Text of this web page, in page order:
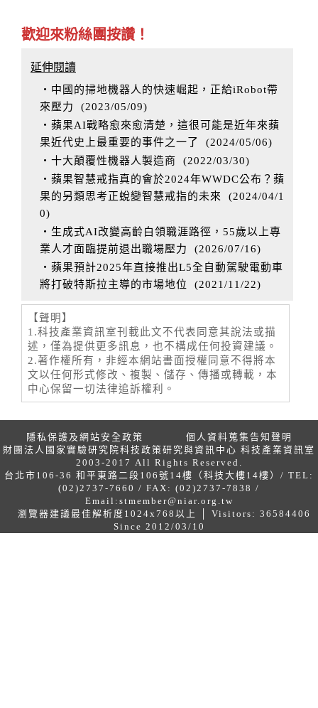
歡迎來粉絲團按讚！
延伸閱讀
‧中國的掃地機器人的快速崛起，正給iRobot帶
來壓力
(2023/05/09)
‧蘋果AI戰略愈來愈清楚，這很可能是近年來蘋
果近代史上最重要的事件之一了
(2024/05/06)
‧十大顛覆性機器人製造商
(2022/03/30)
‧蘋果智慧戒指真的會於2024年WWDC公布？蘋
果的另類思考正蛻變智慧戒指的未來
(2024/04/1
0)
‧生成式AI改變高齡白領職涯路徑，55歲以上專
業人才面臨提前退出職場壓力
(2026/07/16)
‧蘋果預計2025年直接推出L5全自動駕駛電動車
將打破特斯拉主導的市場地位
(2021/11/22)
【聲明】
1.科技產業資訊室刊載此文不代表同意其說法或描
述，僅為提供更多訊息，也不構成任何投資建議。
2.著作權所有，非經本網站書面授權同意不得將本
文以任何形式修改、複製、儲存、傳播或轉載，本
中心保留一切法律追訴權利。
隱私保護及網站安全政策
個人資料蒐集告知聲明
財團法人國家實驗研究院科技政策研究與資訊中心 科技產業資訊室
2003-2017 All Rights Reserved.
台北市106-36 和平東路二段106號14樓（科技大樓14樓）/ TEL:
(02)2737-7660 / FAX: (02)2737-7838 /
Email: stmember@niar.org.tw
瀏覽器建議最佳解析度1024x768以上 │ Visitors: 36584406
Since 2012/03/10